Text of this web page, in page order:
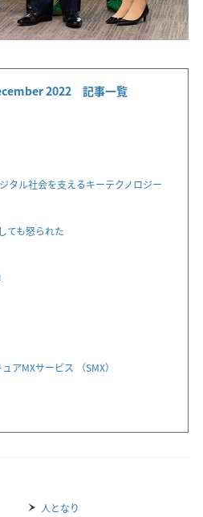
2022 記事一覧
タル社会を支えるキーテクノロジー
ても怒られた
アMXサービス （SMX）
人となり